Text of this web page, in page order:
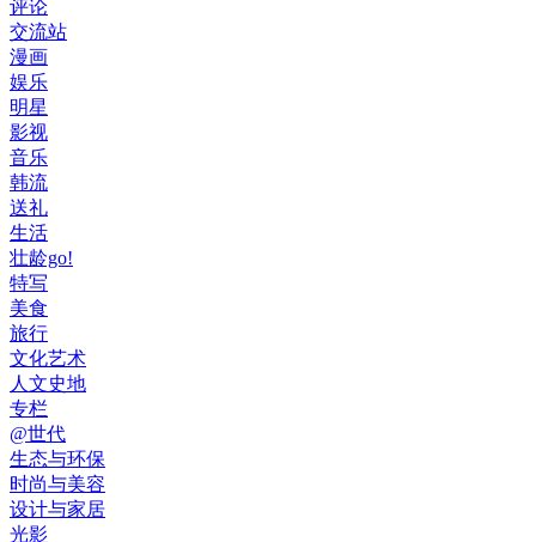
评论
交流站
漫画
娱乐
明星
影视
音乐
韩流
送礼
生活
壮龄go!
特写
美食
旅行
文化艺术
人文史地
专栏
@世代
生态与环保
时尚与美容
设计与家居
光影